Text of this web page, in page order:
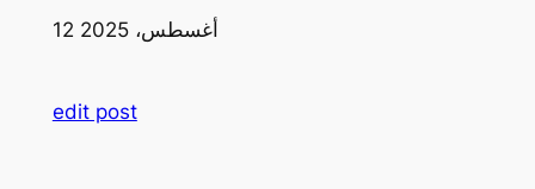
12 أغسطس، 2025
edit post